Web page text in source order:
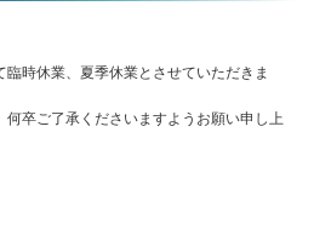
時休業、夏季休業とさせていただきま
何卒ご了承くださいますようお願い申し上